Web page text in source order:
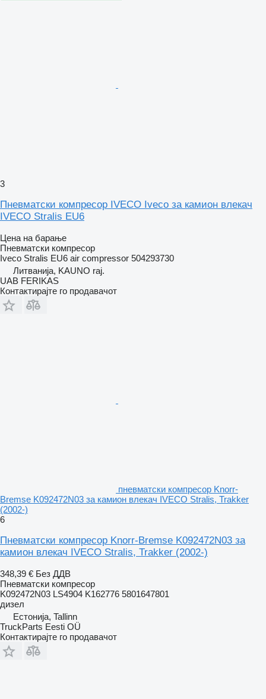
3
Пневматски компресор IVECO Iveco за камион влекач
IVECO Stralis EU6
Цена на барање
Пневматски компресор
Iveco Stralis EU6 air compressor 504293730
Литванија, KAUNO raj.
UAB FERIKAS
Контактирајте го продавачот
пневматски компресор Knorr-
Bremse K092472N03 за камион влекач IVECO Stralis, Trakker
(2002-)
6
Пневматски компресор Knorr-Bremse K092472N03 за
камион влекач IVECO Stralis, Trakker (2002-)
348,39 € Без ДДВ
Пневматски компресор
K092472N03 LS4904 K162776 5801647801
дизел
Естонија, Tallinn
TruckParts Eesti OÜ
Контактирајте го продавачот